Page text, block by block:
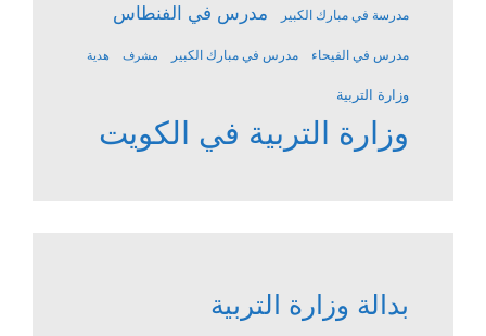
مدرسة في مبارك الكبير مدرس في الفنطاس
مدرس في الفيحاء مدرس في مبارك الكبير مشرف هدية
وزارة التربية
وزارة التربية في الكويت
بدالة وزارة التربية